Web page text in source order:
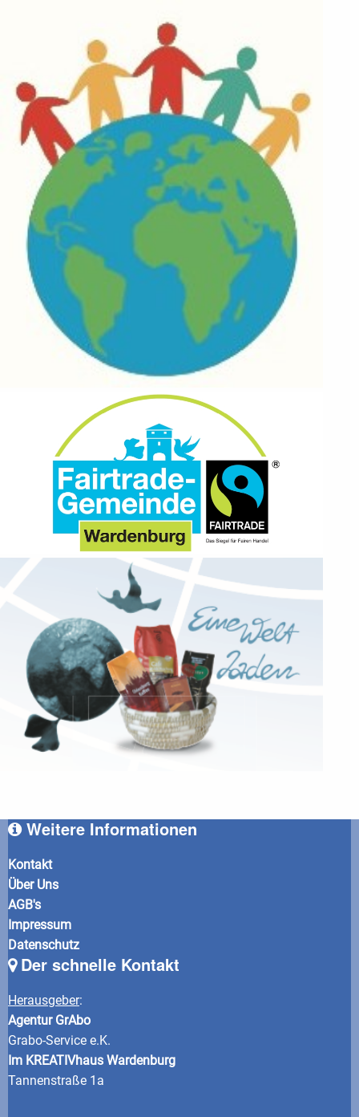
Weitere Informationen
Kontakt
Über Uns
AGB's
Impressum
Datenschutz
Der schnelle Kontakt
Herausgeber:
Agentur GrAbo
Grabo-Service e.K.
Im KREATIVhaus Wardenburg
Tannenstraße 1a